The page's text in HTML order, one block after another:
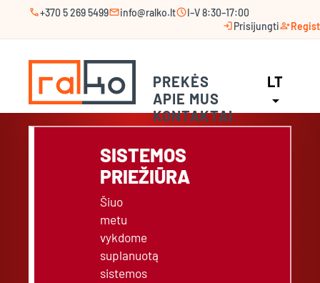
call+370 5 269 5499mailinfo@ralko.ltscheduleI–V 8:30–17:00
loginPrisijungtiperson_add
PREKĖS
APIE MUS
KONTAKTAI
LT
arrow_drop_down
SISTEMOS
PRIEŽIŪRA
Šiuo
metu
vykdome
suplanuotą
sistemos